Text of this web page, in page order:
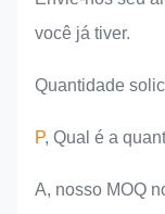
você já tiver.
Quantidade
P, Qual é a
A, nosso MOQ